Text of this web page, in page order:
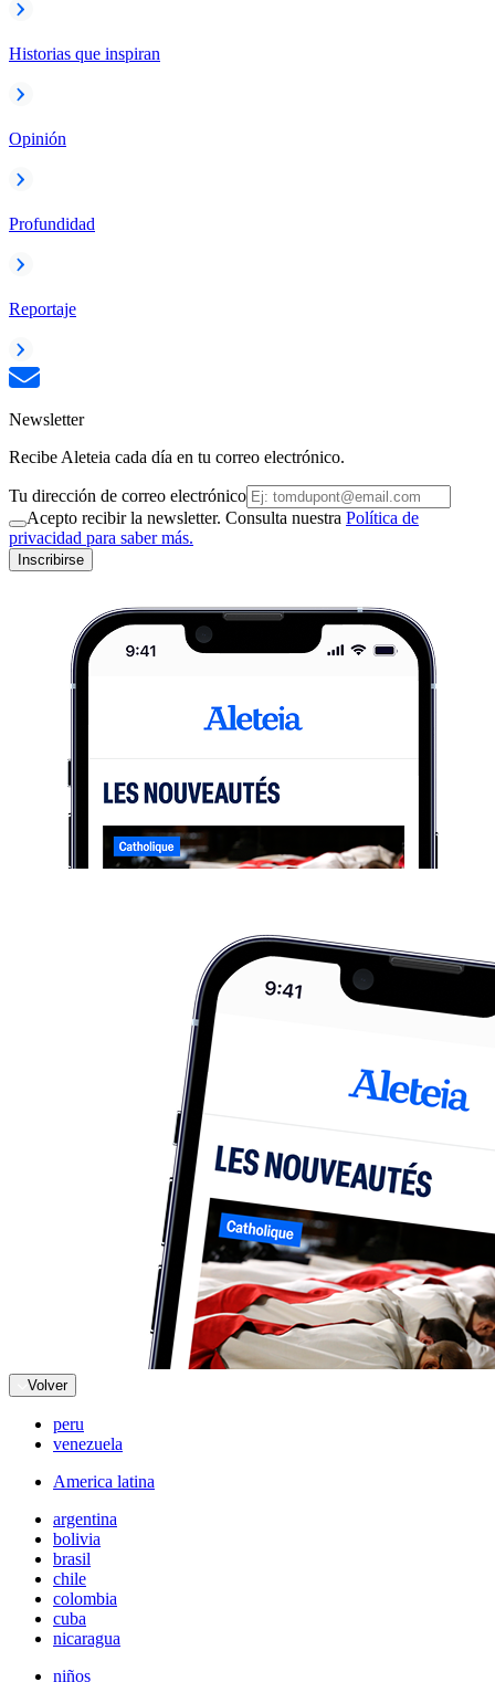
Historias que inspiran
Opinión
Profundidad
Reportaje
Newsletter
Recibe Aleteia cada día en tu correo electrónico.
Tu dirección de correo electrónico
Acepto recibir la newsletter. Consulta nuestra Política de
privacidad para saber más.
Inscribirse
Volver
peru
venezuela
America latina
argentina
bolivia
brasil
chile
colombia
cuba
nicaragua
niños